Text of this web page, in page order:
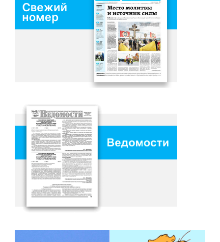
Свежий
номер